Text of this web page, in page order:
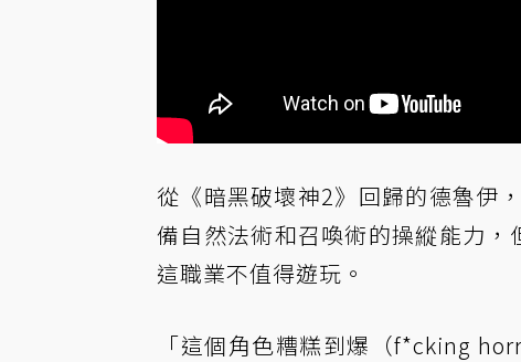
從《暗黑破壞神2》回歸的德魯伊
備自然法術和召喚術的操縱能力
這職業不值得遊玩。
「這個角色糟糕到爆（f*cking